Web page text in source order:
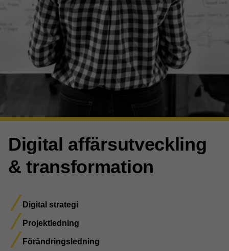
Digital affärsutveckling
& transformation
Digital strategi
Projektledning
Förändringsledning